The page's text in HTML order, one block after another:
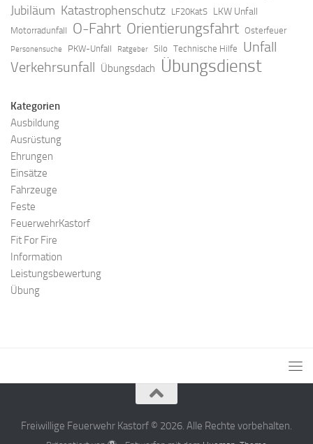
Jubiläum Katastrophenschutz LF20KatS LKW Unfall
Motorradunfall O-Fahrt Orientierungsfahrt Osterfeuer
Personensuche PKW-Unfall Ratgeber Silo Technische Hilfe Unfall
Verkehrsunfall Übungsdach Übungsdienst
Kategorien
Ausbildung
Ausrüstung
Ehrungen
Einsätze
Fahrzeuge
Feste
FeuerwehrKastorf
Fit For Fire
Information
Leistungsbewertung
Übung
Freiwillige Feuerwehr Kastorf © 2026. Alle Rechte vorbehalten.